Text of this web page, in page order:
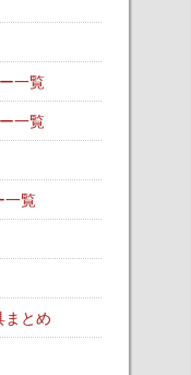
一覧
一覧
一覧
まとめ